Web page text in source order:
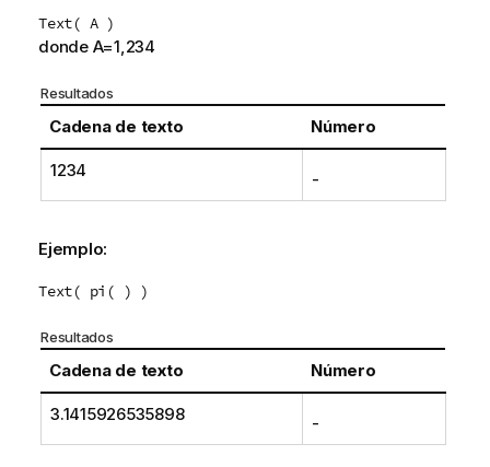
Text( A )
donde A=1,234
Resultados
Cadena de texto Número
1234 -
Ejemplo:
Text( pi( ) )
Resultados
Cadena de texto Número
3.1415926535898 -